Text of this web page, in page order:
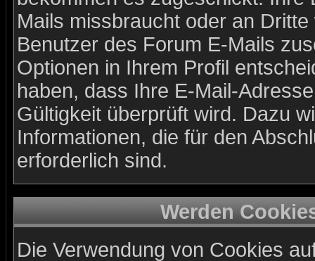
Mails missbraucht oder an
Benutzer des Forum E-Mails
Optionen in Ihrem Profil
haben, dass Ihre E-Mail-
Gültigkeit überprüft wird. Dazu
Informationen, die für den
erforderlich sind.
Werden
Die Verwendung von Cookies